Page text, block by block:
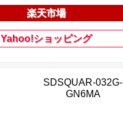
楽天市場
Yahoo!ショッピング
SDSQUAR-032G-
GN6MA